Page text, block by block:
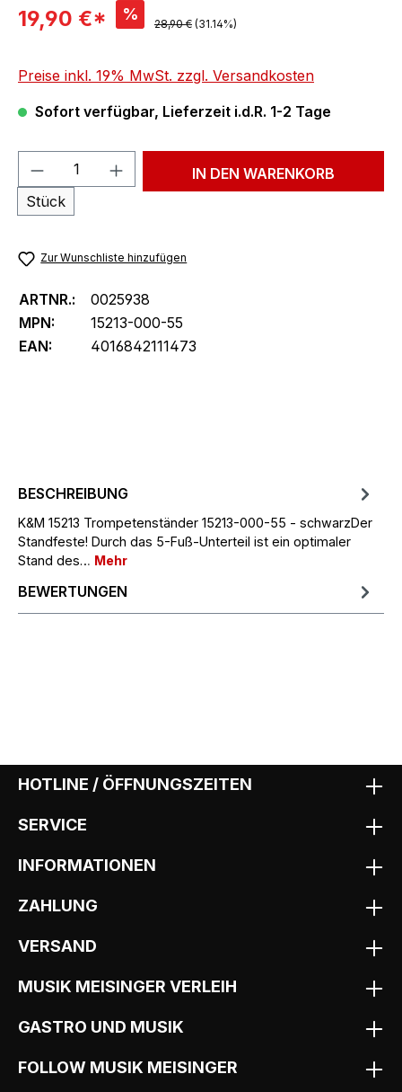
Verkaufspreis:
19,90 €* % Regulärer Preis:
28,90 € (31.14%)
Preise inkl. 19% MwSt. zzgl. Versandkosten
Sofort verfügbar, Lieferzeit i.d.R. 1-2 Tage
Produkt Anzahl: Gib den
Stück
IN DEN WARENKORB
Zur Wunschliste hinzufügen
ARTNR.:
0025938
MPN:
15213-000-55
EAN:
4016842111473
BESCHREIBUNG
K&M 15213 Trompetenständer 15213-000-55 - schwarzDer
Standfeste! Durch das 5-Fuß-Unterteil ist ein optimaler
Stand des… Mehr
BEWERTUNGEN
HOTLINE / ÖFFNUNGSZEITEN
SERVICE
INFORMATIONEN
ZAHLUNG
VERSAND
MUSIK MEISINGER VERLEIH
GASTRO UND MUSIK
FOLLOW MUSIK MEISINGER